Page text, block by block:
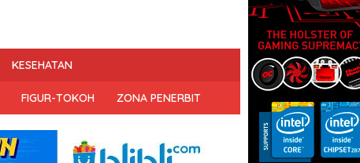
KESEHATAN
FIGUR-TOKOH ZONA PENERBIT